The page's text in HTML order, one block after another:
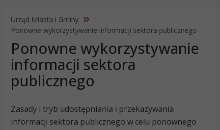
Urząd Miasta i Gminy
Ponowne wykorzystywanie informacji sektora publicznego
Ponowne wykorzystywanie
informacji sektora
publicznego
Zasady i tryb udostępniania i przekazywania
informacji sektora publicznego w celu ponownego